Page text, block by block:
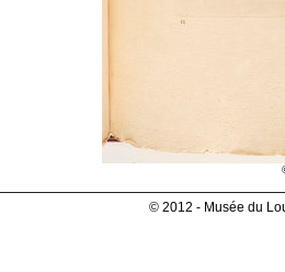
© 2012 - Musée du